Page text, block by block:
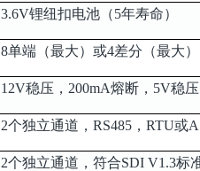
3.6V锂纽扣电池（5年寿命）
8单端（最大）或4差分（最大
12V稳压，200mA熔断，5V稳
2个独立通道，RS485，RTU或
2个独立通道，符合SDI V1.3标